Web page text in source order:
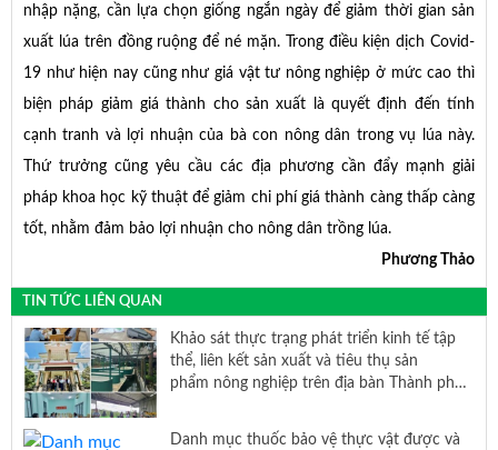
nhập nặng, cần lựa chọn giống ngắn ngày để giảm thời gian sản
xuất lúa trên đồng ruộng để né mặn. Trong điều kiện dịch Covid-
19 như hiện nay cũng như giá vật tư nông nghiệp ở mức cao thì
biện pháp giảm giá thành cho sản xuất là quyết định đến tính
cạnh tranh và lợi nhuận của bà con nông dân trong vụ lúa này.
Thứ trưởng cũng yêu cầu các địa phương cần đẩy mạnh giải
pháp khoa học kỹ thuật để giảm chi phí giá thành càng thấp càng
tốt, nhằm đảm bảo lợi nhuận cho nông dân trồng lúa.
Phương Thảo
TIN TỨC LIÊN QUAN
Khảo sát thực trạng phát triển kinh tế tập
thể, liên kết sản xuất và tiêu thụ sản
phẩm nông nghiệp trên địa bàn Thành phố
Danh mục thuốc bảo vệ thực vật được và